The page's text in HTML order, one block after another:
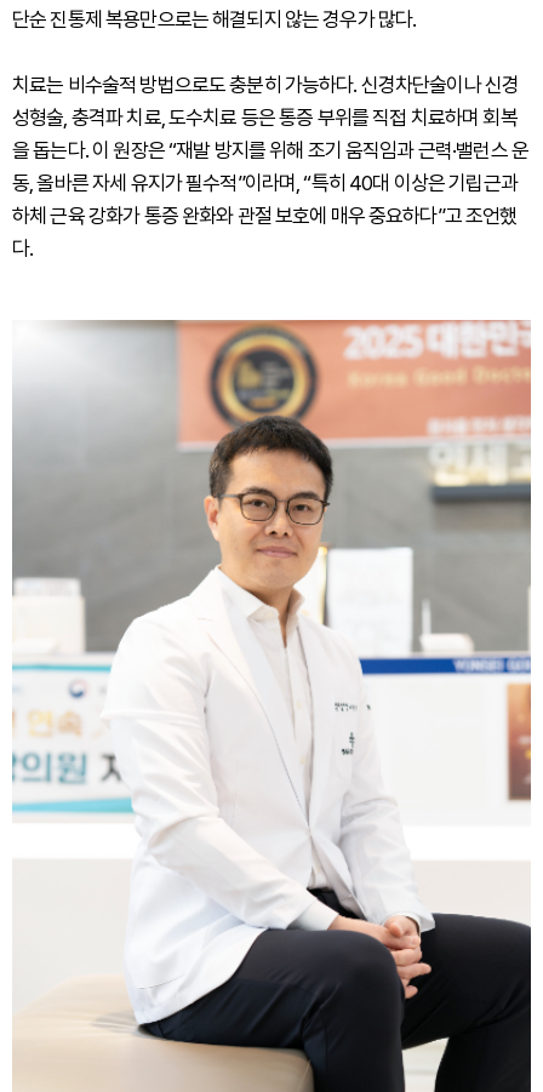
단순 진통제 복용만으로는 해결되지 않는 경우가 많다.
치료는 비수술적 방법으로도 충분히 가능하다. 신경차단술이나 신경
성형술, 충격파 치료, 도수치료 등은 통증 부위를 직접 치료하며 회복
을 돕는다. 이 원장은 “재발 방지를 위해 조기 움직임과 근력·밸런스 운
동, 올바른 자세 유지가 필수적”이라며, “특히 40대 이상은 기립근과
하체 근육 강화가 통증 완화와 관절 보호에 매우 중요하다”고 조언했
다.